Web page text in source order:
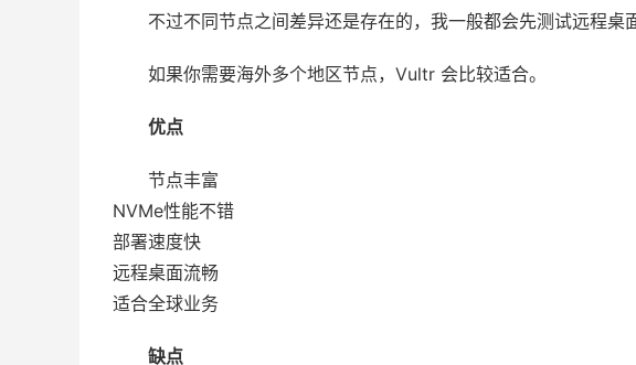
不过不同节点之间差异还是存在的，我一般都会先测试远程桌
如果你需要海外多个地区节点，Vultr 会比较适合。
优点
节点丰富
NVMe性能不错
部署速度快
远程桌面流畅
适合全球业务
缺点